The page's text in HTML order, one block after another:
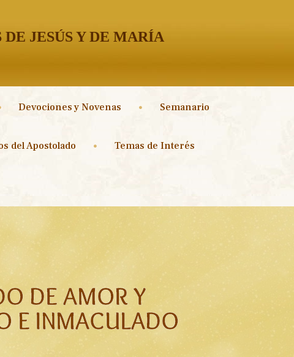
JESÚS Y DE MARÍA
Devociones y Novenas Semanario
del Apostolado Temas de Interés
DE AMOR Y
E INMACULADO